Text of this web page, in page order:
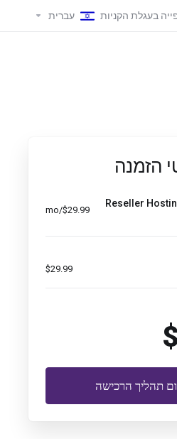
בעגלת הקניות עברית
הזמנה
Reseller
$29.99/mo
$29.99
תהליך הרכישה